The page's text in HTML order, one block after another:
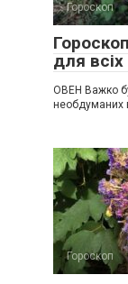
Гороскоп
для всіх
ОВЕН Важко
необдуманих
Гороскоп